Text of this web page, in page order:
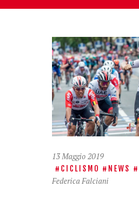
13 Maggio 2019
CICLISMO NEWS
Federica Falciani